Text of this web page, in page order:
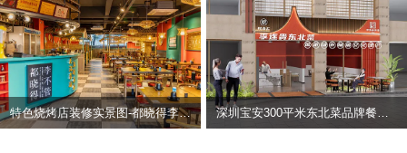
特色烧烤店装修实景图-都晓得李不管